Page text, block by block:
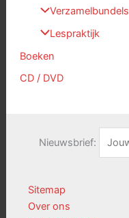
Verzamelbundels
Lespraktijk
Boeken
CD / DVD
Nieuwsbrief:
Sitemap
Over ons